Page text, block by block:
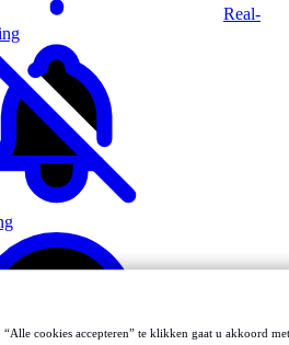
Real-
cookies accepteren” te klikken gaat u akkoord